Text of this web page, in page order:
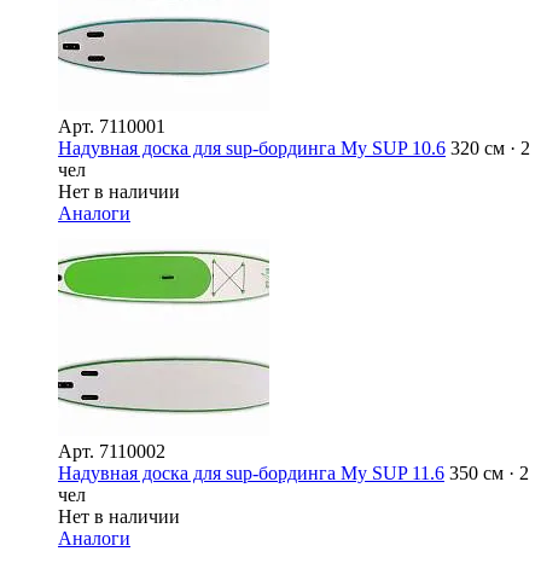
Арт. 7110001
Надувная доска для sup-бординга My SUP 10.6 320 см · 2
чел
Нет в наличии
Аналоги
Арт. 7110002
Надувная доска для sup-бординга My SUP 11.6 350 см · 2
чел
Нет в наличии
Аналоги